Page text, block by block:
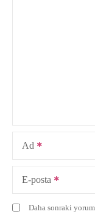
Ad
E-posta
Daha sonraki